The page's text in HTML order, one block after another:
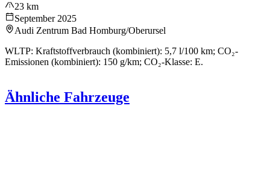
23 km
September 2025
Audi Zentrum Bad Homburg/Oberursel
WLTP: Kraftstoffverbrauch (kombiniert): 5,7 l/100 km; CO₂-
Emissionen (kombiniert): 150 g/km; CO₂-Klasse: E.
Ähnliche Fahrzeuge